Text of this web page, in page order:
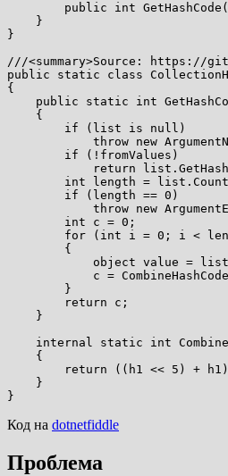
public int
    }
}
///<summary>Source: https://
public static class
{
public static int
    {
        if (list is null)
throw new
        if (!fromValues)
return
int length =
        if (length == 0)
throw new
        int c = 0;
for (int i = 0; i <
        {
object value =
c =
        }
        return c;
    }
internal static int
    {
return ((h1 << 5) +
    }
Код на dotnetfiddle
Проблема